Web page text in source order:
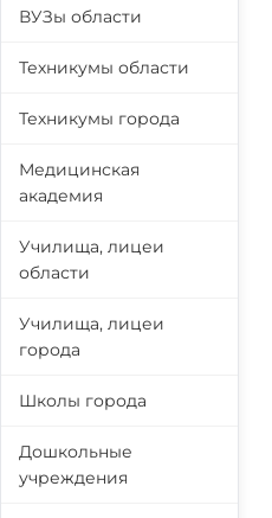
ВУЗы области
Техникумы области
Техникумы города
Медицинская
академия
Училища, лицеи
области
Училища, лицеи
города
Школы города
Дошкольные
учреждения